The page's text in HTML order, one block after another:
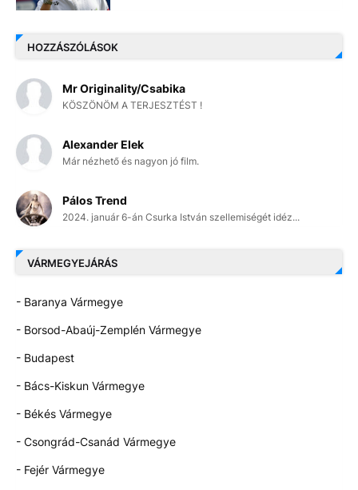
HOZZÁSZÓLÁSOK
Mr Originality/Csabika
KÖSZÖNÖM A TERJESZTÉST !
Alexander Elek
Már nézhető és nagyon jó film.
Pálos Trend
2024. január 6-án Csurka István szellemiségét idéz...
VÁRMEGYEJÁRÁS
- Baranya Vármegye
- Borsod-Abaúj-Zemplén Vármegye
- Budapest
- Bács-Kiskun Vármegye
- Békés Vármegye
- Csongrád-Csanád Vármegye
- Fejér Vármegye